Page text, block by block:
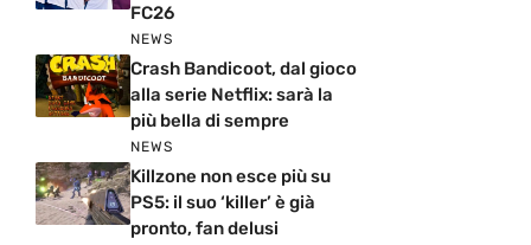
FC26
NEWS
Crash Bandicoot, dal gioco
alla serie Netflix: sarà la
più bella di sempre
NEWS
Killzone non esce più su
PS5: il suo ‘killer’ è già
pronto, fan delusi